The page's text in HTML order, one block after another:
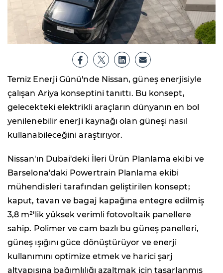
Temiz Enerji Günü'nde Nissan, güneş enerjisiyle
çalışan Ariya konseptini tanıttı. Bu konsept,
gelecekteki elektrikli araçların dünyanın en bol
yenilenebilir enerji kaynağı olan güneşi nasıl
kullanabileceğini araştırıyor.
Nissan'ın Dubai'deki İleri Ürün Planlama ekibi ve
Barselona'daki Powertrain Planlama ekibi
mühendisleri tarafından geliştirilen konsept;
kaput, tavan ve bagaj kapağına entegre edilmiş
3,8 m²'lik yüksek verimli fotovoltaik panellere
sahip. Polimer ve cam bazlı bu güneş panelleri,
güneş ışığını güce dönüştürüyor ve enerji
kullanımını optimize etmek ve harici şarj
altyapısına bağımlılığı azaltmak için tasarlanmış